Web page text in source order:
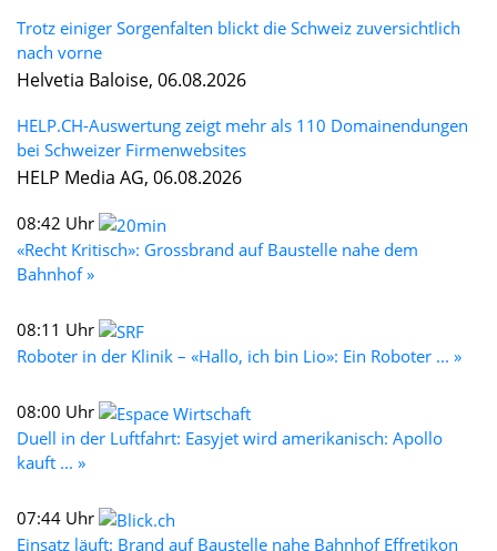
Trotz einiger Sorgenfalten blickt die Schweiz zuversichtlich
nach vorne
Helvetia Baloise, 06.08.2026
HELP.CH-Auswertung zeigt mehr als 110 Domainendungen
bei Schweizer Firmenwebsites
HELP Media AG, 06.08.2026
08:42 Uhr
«Recht Kritisch»: Grossbrand auf Baustelle nahe dem
Bahnhof »
08:11 Uhr
Roboter in der Klinik – «Hallo, ich bin Lio»: Ein Roboter ... »
08:00 Uhr
Duell in der Luftfahrt: Easyjet wird amerikanisch: Apollo
kauft ... »
07:44 Uhr
Einsatz läuft: Brand auf Baustelle nahe Bahnhof Effretikon